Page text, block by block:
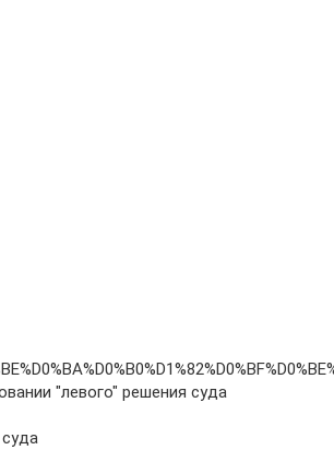
"левого" решения суда